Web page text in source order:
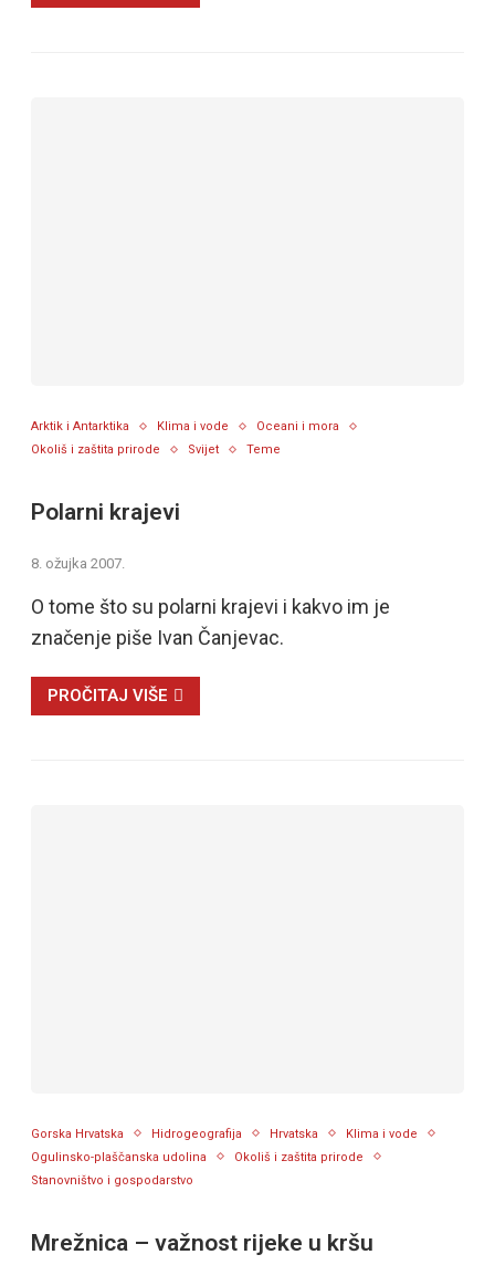
Arktik i Antarktika Klima i vode
Oceani i mora
Okoliš i zaštita prirode
Svijet Teme
Polarni krajevi
8. ožujka 2007.
O tome što su polarni krajevi i kakvo im je
značenje piše Ivan Čanjevac.
PROČITAJ VIŠE
Gorska Hrvatska Hidrogeografija Hrvatska
Klima i vode
Ogulinsko-plaščanska udolina
Okoliš i zaštita prirode
Stanovništvo i gospodarstvo
Mrežnica – važnost rijeke u kršu